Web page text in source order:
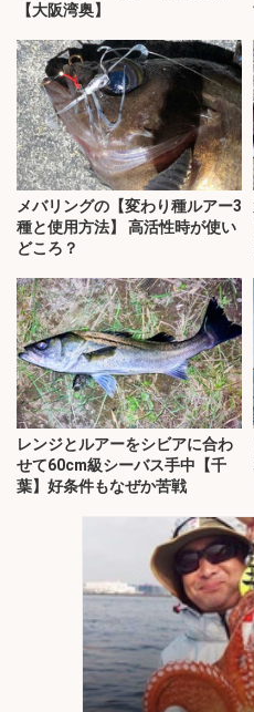
【大阪湾奥】
メバリングの【変わり種ルアー3
種と使用方法】 高活性時が使い
どころ？
レンジとルアーをシビアに合わ
せて60cm級シーバス手中【千
葉】好条件もなぜか苦戦